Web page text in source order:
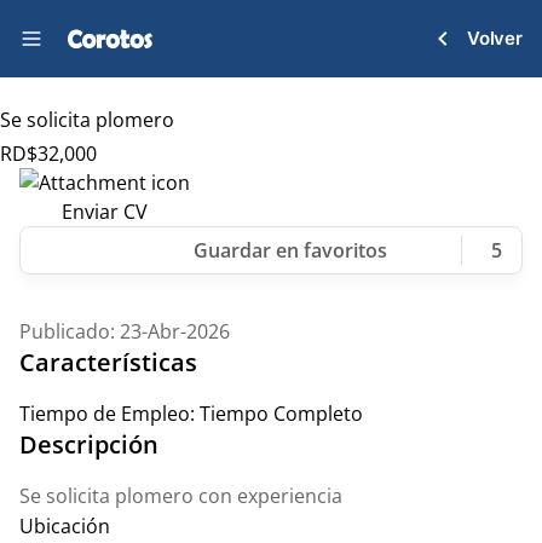
Volver
Se solicita plomero
RD$32,000
Enviar CV
5
Publicado: 23-Abr-2026
Características
Tiempo de Empleo: Tiempo Completo
Descripción
Se solicita plomero con experiencia
Ubicación